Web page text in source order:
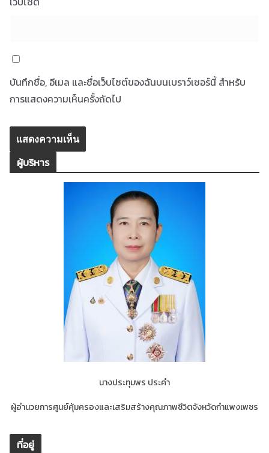
บันทึกชื่อ, อีเมล และชื่อเว็บไซต์ของฉันบนเบราว์เซอร์นี้ สำหรับ
การแสดงความเห็นครั้งถัดไป
ผู้บริหาร
นางประทุมพร ประคำ
ผู้อำนวยการศูนย์คุ้มครองและเสริมสร้างคุณภาพชีวิตจังหวัดกำแพงเพชร
ที่อยู่